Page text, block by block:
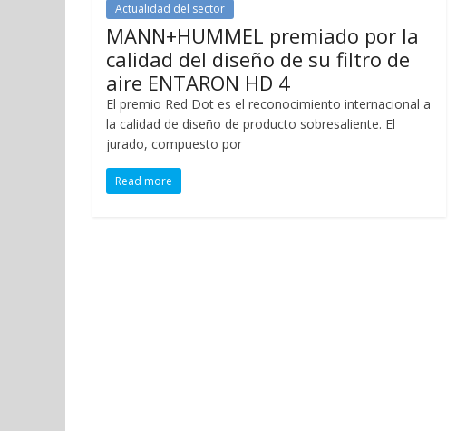
Actualidad del sector
MANN+HUMMEL premiado por la
calidad del diseño de su filtro de
aire ENTARON HD 4
El premio Red Dot es el reconocimiento internacional a
la calidad de diseño de producto sobresaliente. El
jurado, compuesto por
Read more